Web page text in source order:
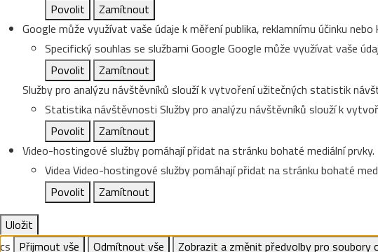
Povolit
Zamítnout
Google může využívat vaše údaje k měření publika, reklamnímu účinku
Specifický souhlas se službami Google Google může využívat vaše
Povolit
Zamítnout
Služby pro analýzu návštěvníků slouží k vytvoření užitečných statistik
Statistika návštěvnosti Služby pro analýzu návštěvníků slouží k
Povolit
Zamítnout
Video-hostingové služby pomáhají přidat na stránku bohaté mediální prvky.
VideaVideo-hostingové služby pomáhají přidat na stránku bohaté
Povolit
Zamítnout
Uložit
cs Přijmout vše Odmítnout vše Zobrazit a změnit předvolby pro soubory